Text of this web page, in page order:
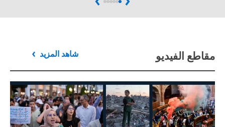
Previous
Next
مقاطع الفيديو شاهد المزيد